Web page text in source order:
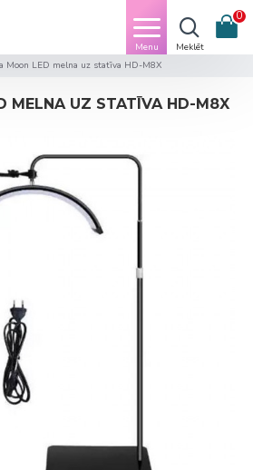
0
Moon LED melna uz statīva HD-M8X
MELNA UZ STATĪVA HD-M8X